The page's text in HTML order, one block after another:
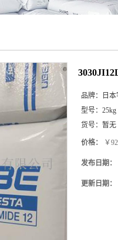
品牌：
日
型号： 25kg
货号： 暂无
价格： ￥
发布日期：
更新日期：